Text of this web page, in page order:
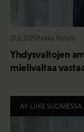
27.6.2025Pekka Ristelä
Yhdysvaltojen
mielivaltaa
AY-LIIKE